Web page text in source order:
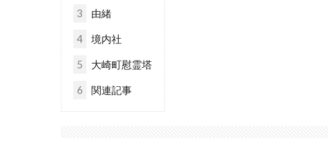
3 由緒
4 境内社
5 大崎町慰霊塔
6 関連記事